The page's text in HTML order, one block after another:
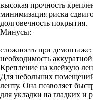
высокая прочность
минимизация риска
долговечность покрытия.
Минусы:
сложность при демонтаже;
необходимость
Крепление на клейкую
Для небольших
ленту. Она позволяет
для укладки на гладких и